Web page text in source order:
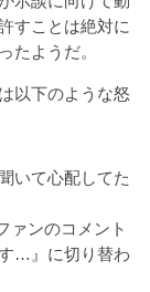
すことは絶対に
たようだ。
以下のような怒
いて心配してた
ァンのコメント
…』に切り替わ